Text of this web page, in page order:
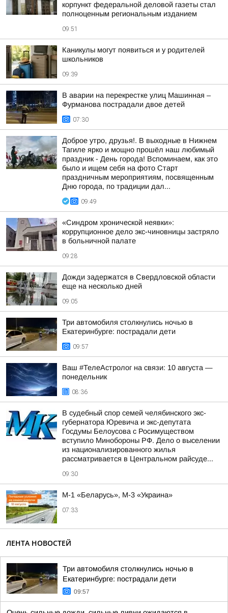
корпункт федеральной деловой газеты стал
полноценным региональным изданием
09:51
Каникулы могут появиться и у родителей
школьников
09:39
В аварии на перекрестке улиц Машинная –
Фурманова пострадали двое детей
07:30
Доброе утро, друзья!. В выходные в Нижнем
Тагиле ярко и мощно прошёл наш любимый
праздник - День города! Вспоминаем, как это
было и ищем себя на фото Cтарт
праздничным мероприятиям, посвященным
Дню города, по традиции дал...
09:49
«Синдром хронической неявки»:
коррупционное дело экс-чиновницы застряло
в больничной палате
09:28
Дожди задержатся в Свердловской области
еще на несколько дней
09:05
Три автомобиля столкнулись ночью в
Екатеринбурге: пострадали дети
09:57
Ваш #ТелеАстролог на связи: 10 августа —
понедельник
08:36
В судебный спор семей челябинского экс-
губернатора Юревича и экс-депутата
Госдумы Белоусова с Росимуществом
вступило Минобороны РФ. Дело о выселении
из национализированного жилья
рассматривается в Центральном райсуде...
09:30
М-1 «Беларусь», М-3 «Украина»
07:33
ЛЕНТА НОВОСТЕЙ
Три автомобиля столкнулись ночью в
Екатеринбурге: пострадали дети
09:57